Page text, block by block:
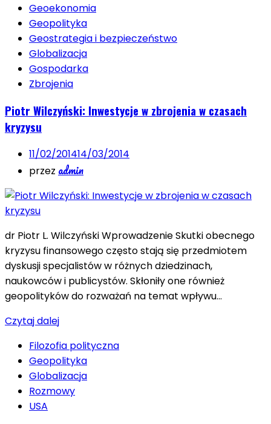
Geoekonomia
Geopolityka
Geostrategia i bezpieczeństwo
Globalizacja
Gospodarka
Zbrojenia
Piotr Wilczyński: Inwestycje w zbrojenia w czasach
kryzysu
11/02/201414/03/2014
przez admin
dr Piotr L. Wilczyński Wprowadzenie Skutki obecnego
kryzysu finansowego często stają się przedmiotem
dyskusji specjalistów w różnych dziedzinach,
naukowców i publicystów. Skłoniły one również
geopolityków do rozważań na temat wpływu…
Czytaj dalej
Filozofia polityczna
Geopolityka
Globalizacja
Rozmowy
USA